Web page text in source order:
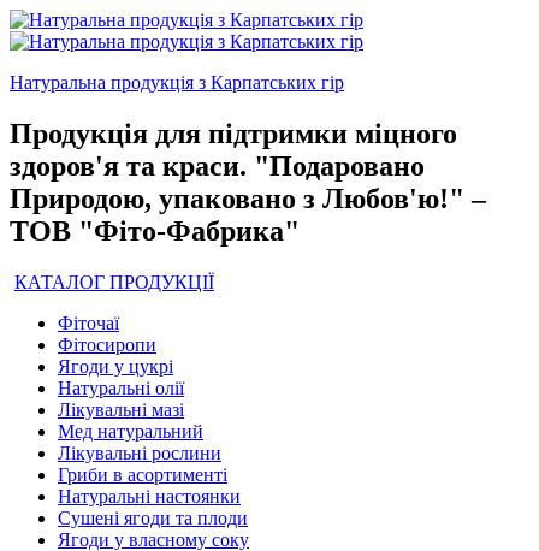
Натуральна продукція з Карпатських гір
Продукція для підтримки міцного
здоров'я та краси. "Подаровано
Природою, упаковано з Любов'ю!" –
ТОВ "Фіто-Фабрика"
КАТАЛОГ ПРОДУКЦІЇ
Фіточаї
Фітосиропи
Ягоди у цукрі
Натуральні олії
Лікувальні мазі
Мед натуральний
Лікувальні рослини
Гриби в асортименті
Натуральні настоянки
Сушені ягоди та плоди
Ягоди у власному соку